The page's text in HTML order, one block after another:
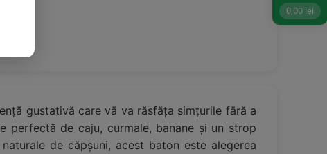
gustativă care vă va răsfăța simțurile fără a
perfectă de caju, curmale, banane și un strop
de căpșuni, acest baton este alegerea
0,00 lei